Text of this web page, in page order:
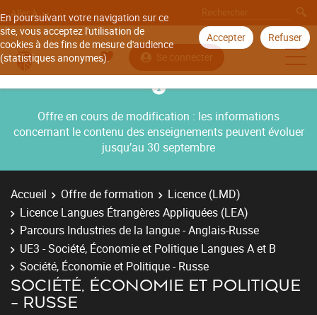
En poursuivant votre navigation sur ce
site, vous acceptez l'utilisation de
cookies à des fins de mesure d'audience
(statistiques anonymes).
Accepter Refuser
Aller à
Se connecter
Offre en cours de modification : les informations
concernant le contenu des enseignements peuvent évoluer
jusqu’au 30 septembre
Accueil Offre de formation
Licence (LMD)
Licence Langues Étrangères Appliquées (LEA)
Parcours Industries de la langue - Anglais-Russe
UE3 - Société, Économie et Politique Langues A et B
Société, Économie et Politique - Russe
SOCIÉTÉ, ÉCONOMIE ET POLITIQUE
- RUSSE